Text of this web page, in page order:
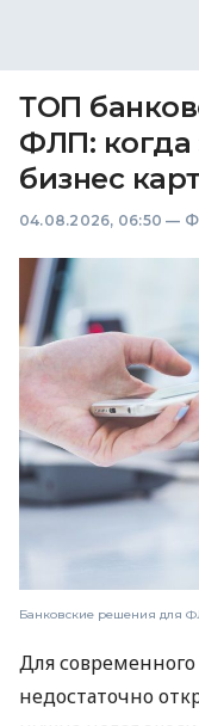
ТОП
ФЛП: когда
бизнес
04.08.2026, 06:50 —
Банковские решения для
Для
недостаточно